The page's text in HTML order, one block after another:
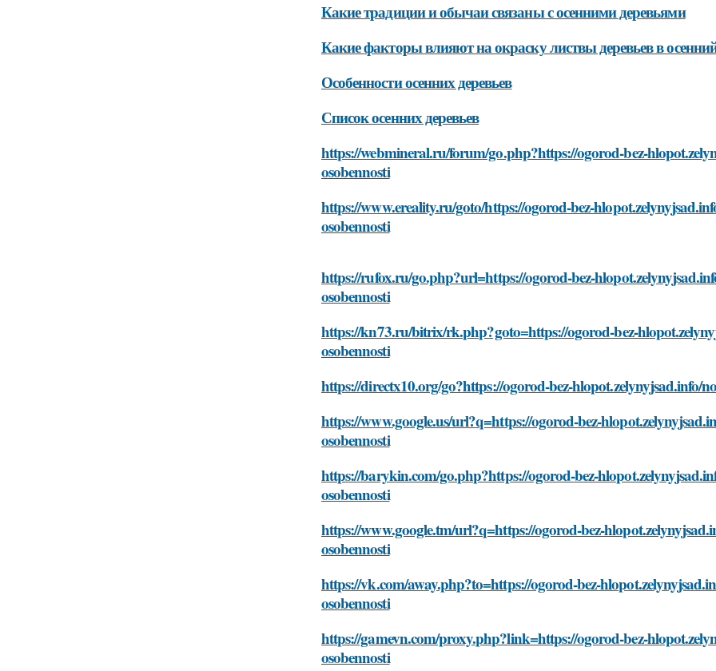
Какие традиции и обычаи связаны с осенними деревьями
Какие факторы влияют на окраску листвы деревьев в
Особенности осенних деревьев
Список осенних деревьев
https://webmineral.ru/forum/go.php?https://ogorod-bez-
osobennosti
https://www.ereality.ru/goto/https://ogorod-bez-
osobennosti
https://rufox.ru/go.php?url=https://ogorod-bez-
osobennosti
https://kn73.ru/bitrix/rk.php?goto=https://ogorod-bez-
osobennosti
https://directx10.org/go?https://ogorod-bez-hlopot.zelynyjsad.info/
https://www.google.us/url?q=https://ogorod-bez-
osobennosti
https://barykin.com/go.php?https://ogorod-bez-
osobennosti
https://www.google.tm/url?q=https://ogorod-bez-
osobennosti
https://vk.com/away.php?to=https://ogorod-bez-
osobennosti
https://gamevn.com/proxy.php?link=https://ogorod-bez-
osobennosti